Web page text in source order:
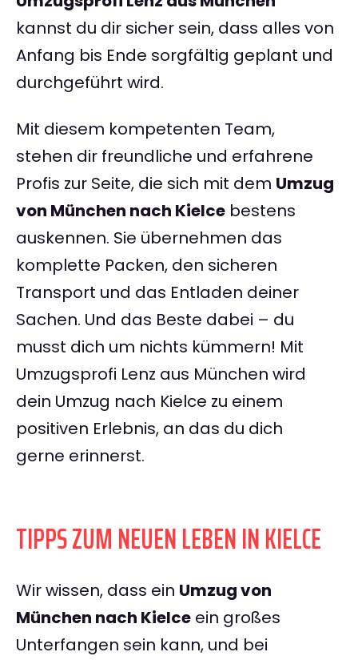
kannst du dir sicher sein, dass alles von
Anfang bis Ende sorgfältig geplant und
durchgeführt wird.
Mit diesem kompetenten Team,
stehen dir freundliche und erfahrene
Profis zur Seite, die sich mit dem Umzug
von München nach Kielce bestens
auskennen. Sie übernehmen das
komplette Packen, den sicheren
Transport und das Entladen deiner
Sachen. Und das Beste dabei – du
musst dich um nichts kümmern! Mit
Umzugsprofi Lenz aus München wird
dein Umzug nach Kielce zu einem
positiven Erlebnis, an das du dich
gerne erinnerst.
TIPPS ZUM NEUEN LEBEN IN KIELCE
Wir wissen, dass ein Umzug von
München nach Kielce ein großes
Unterfangen sein kann, und bei